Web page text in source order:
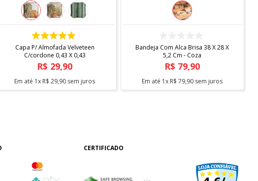
COMPRAR
Capa P/ Almofada Velveteen
C/cordone 0,43 X 0,43
R$ 29,90
Em até 1x R$ 29,90 sem juros
Bandeja Com Alca Brisa 38 X 28 X
5,2 Cm - Coza
R$ 79,90
Em até 1x R$ 79,90 sem juros
CERTIFICADO